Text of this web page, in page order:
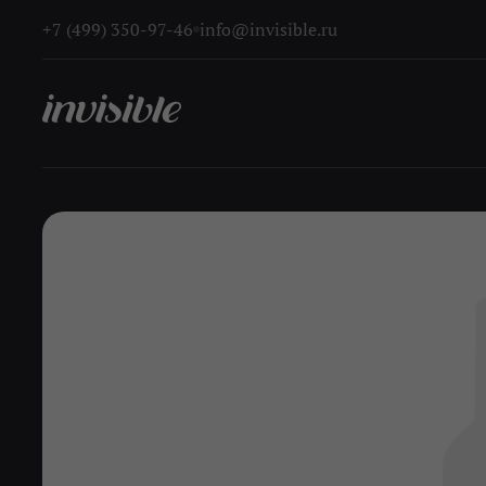
+7 (499) 350-97-46 info@invisible.ru